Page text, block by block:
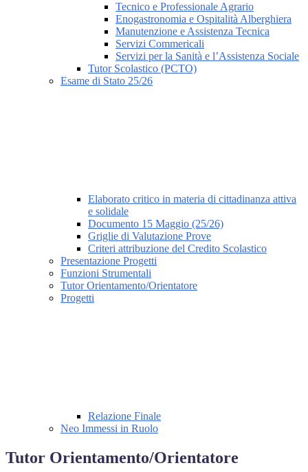
Tecnico e Professionale Agrario
Enogastronomia e Ospitalità Alberghiera
Manutenzione e Assistenza Tecnica
Servizi Commericali
Servizi per la Sanità e l’Assistenza Sociale
Tutor Scolastico (PCTO)
Esame di Stato 25/26
Elaborato critico in materia di cittadinanza attiva
e solidale
Documento 15 Maggio (25/26)
Griglie di Valutazione Prove
Criteri attribuzione del Credito Scolastico
Presentazione Progetti
Funzioni Strumentali
Tutor Orientamento/Orientatore
Progetti
Relazione Finale
Neo Immessi in Ruolo
Tutor Orientamento/Orientatore